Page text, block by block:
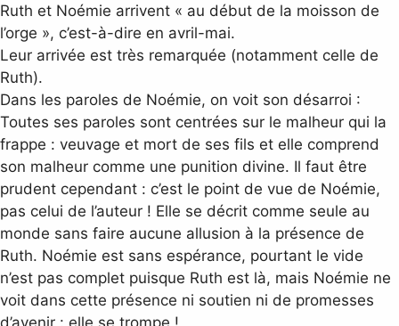
Ruth et Noémie arrivent « au début de la moisson de
l’orge », c’est-à-dire en avril-mai.
Leur arrivée est très remarquée (notamment celle de
Ruth).
Dans les paroles de Noémie, on voit son désarroi :
Toutes ses paroles sont centrées sur le malheur qui la
frappe : veuvage et mort de ses fils et elle comprend
son malheur comme une punition divine. Il faut être
prudent cependant : c’est le point de vue de Noémie,
pas celui de l’auteur ! Elle se décrit comme seule au
monde sans faire aucune allusion à la présence de
Ruth. Noémie est sans espérance, pourtant le vide
n’est pas complet puisque Ruth est là, mais Noémie ne
voit dans cette présence ni soutien ni de promesses
d’avenir : elle se trompe !